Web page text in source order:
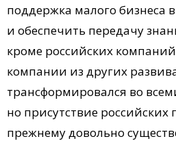
поддержка малого бизнеса
и обеспечить передачу
кроме российских
компании из других
трансформировался во
но присутствие российских
прежнему довольно